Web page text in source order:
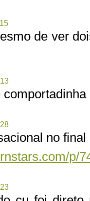
de ver
comportadinha
no final
p/